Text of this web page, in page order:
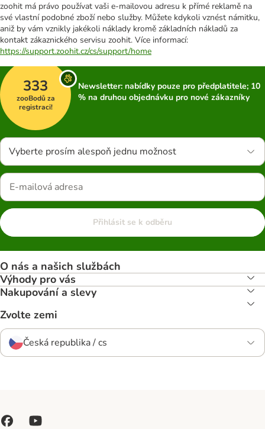
zoohit má právo používat vaši e-mailovou adresu k přímé reklamě na
své vlastní podobné zboží nebo služby. Můžete kdykoli vznést námitku,
aniž by vám vznikly jakékoli náklady kromě základních nákladů za
kontakt zákaznického servisu zoohit. Více informací:
https://support.zoohit.cz/cs/support/home
333
zooBodů za
registraci!
Newsletter: nabídky pouze pro předplatitele; 10
% na druhou objednávku pro nové zákazníky
Vyberte prosím alespoň jednu možnost
Přihlásit se k odběru
O nás a našich službách
Výhody pro vás
Nakupování a slevy
Zvolte zemi
Česká republika / cs